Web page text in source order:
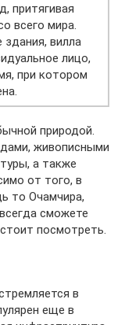
притягивая
всего мира.
здания, вилла
лицо,
при котором
природой.
живописными
а также
от того, в
то Очамчира,
сможете
посмотреть.
в
еще в